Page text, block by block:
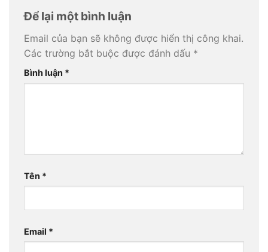
Để lại một bình luận
Email của bạn sẽ không được hiển thị công khai.
Các trường bắt buộc được đánh dấu *
Bình luận *
Tên *
Email *